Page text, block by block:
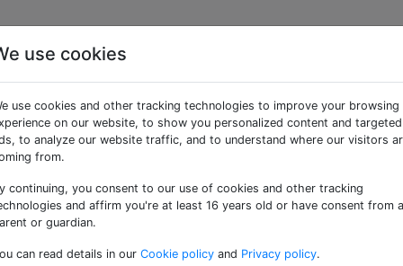
iniziare una lezione
essendo io, volevo seguire un approccio OO
classe e poi appena sotto creare un'istanza di questa
use cookies
use cookies and other tracking technologies to improve your browsing
on our website, to show you personalized content and targeted
to analyze our website traffic, and to understand where our visitors
from.
continuing, you consent to our use of cookies and other tracking
and affirm you're at least 16 years old or have consent from a
or guardian.
can read details in our Cookie policy and Privacy policy.